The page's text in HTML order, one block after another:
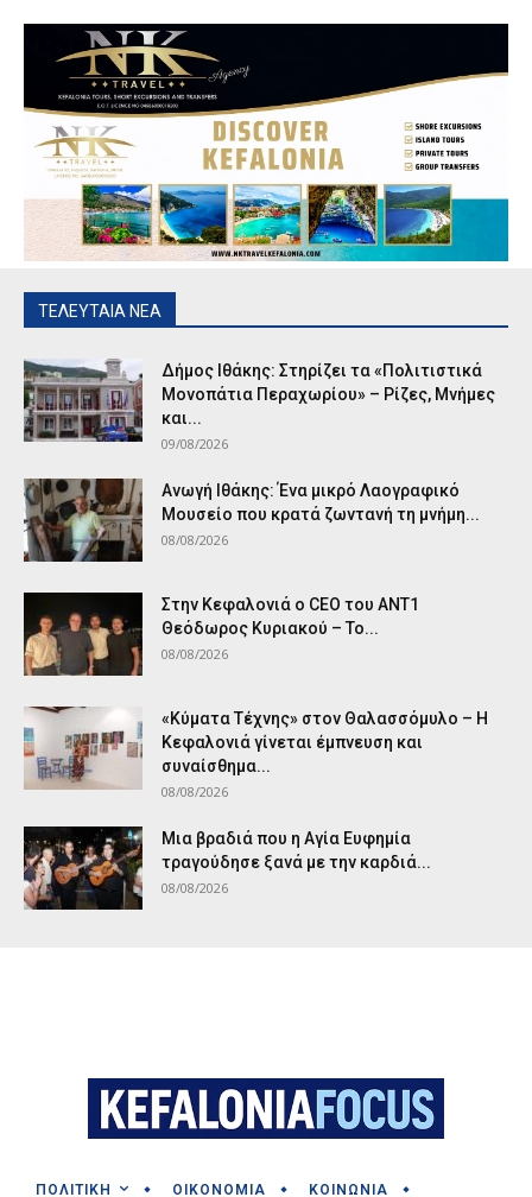
ΤΕΛΕΥΤΑΙΑ ΝΕΑ
Δήμος Ιθάκης: Στηρίζει τα «Πολιτιστικά
Μονοπάτια Περαχωρίου» – Ρίζες, Μνήμες
και...
09/08/2026
Ανωγή Ιθάκης: Ένα μικρό Λαογραφικό
Μουσείο που κρατά ζωντανή τη μνήμη...
08/08/2026
Στην Κεφαλονιά ο CEO του ANT1
Θεόδωρος Κυριακού – Το...
08/08/2026
«Κύματα Τέχνης» στον Θαλασσόμυλο – Η
Κεφαλονιά γίνεται έμπνευση και
συναίσθημα...
08/08/2026
Μια βραδιά που η Αγία Ευφημία
τραγούδησε ξανά με την καρδιά...
08/08/2026
ΠΟΛΙΤΙΚΗ ΟΙΚΟΝΟΜΙΑ ΚΟΙΝΩΝΙΑ